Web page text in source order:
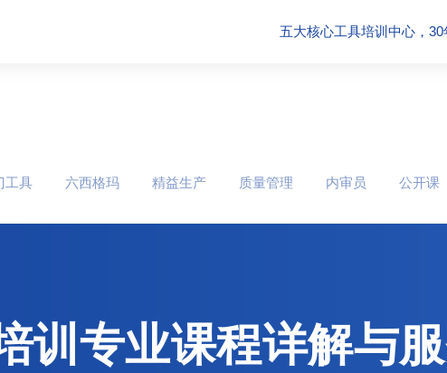
五大核心工具培训中心，
工具 六西格玛 精益生产 质量管理 内审员 公开课
训专业课程详解与